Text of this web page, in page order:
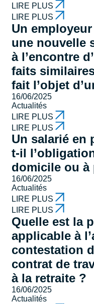
LIRE PLUS
LIRE PLUS
Un
une nouvelle
à l’encontre
faits
fait l’objet
16/06/2025
Actualités
LIRE PLUS
LIRE PLUS
Un salarié en
t-il
domicile ou à
16/06/2025
Actualités
LIRE PLUS
LIRE PLUS
Quelle est la
applicable à
contestation
contrat de
à la retraite ?
16/06/2025
Actualités